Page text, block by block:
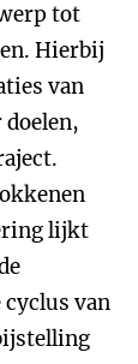
tot
Hierbij
van
doelen,
lijkt
van